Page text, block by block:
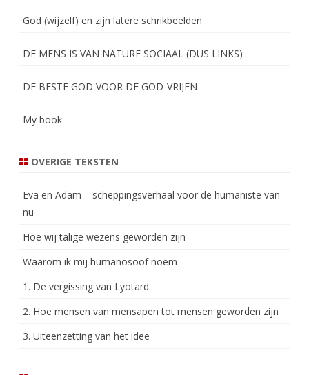
God (wijzelf) en zijn latere schrikbeelden
DE MENS IS VAN NATURE SOCIAAL (DUS LINKS)
DE BESTE GOD VOOR DE GOD-VRIJEN
My book
OVERIGE TEKSTEN
Eva en Adam – scheppingsverhaal voor de humaniste van
nu
Hoe wij talige wezens geworden zijn
Waarom ik mij humanosoof noem
1. De vergissing van Lyotard
2. Hoe mensen van mensapen tot mensen geworden zijn
3. Uiteenzetting van het idee